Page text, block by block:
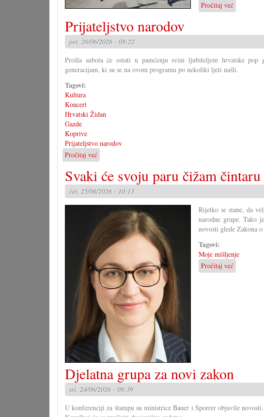
Pročitaj već
37.
festival
Novo
Selu
Prijateljstvo narodov
pet, 26/06/2026 - 08:22
Prošla subota će ostati u pamćenju svim ljubiteljem hrvatske pop
generacijam, ki su se na ovom programu po nekoliki ljeti našli.
Tagovi:
Kultura
Koncert
Hrvatski Židan
Gazde
Koprive
Prijateljstvo narodov
Pročitaj već
Prijateljstvo
narodov
Svaki će svoju paru čižam
čet, 25/06/2026 - 10:13
Rijetko se stane, da
narodne grupe. Tako
novosti glede Zakona
Tagovi:
Moje mišljenje
Pročitaj već
Svaki
Djelatna grupa za novi zakon
sri, 24/06/2026 - 08:39
U konferenciji za štampu su ministrice Bauer i Sporrer objavile